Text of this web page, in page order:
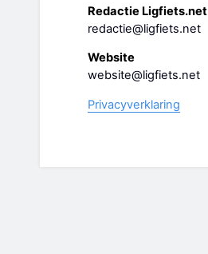
Redactie Ligfiets.net
redactie@ligfiets.net
Website
website@ligfiets.net
Privacyverklaring